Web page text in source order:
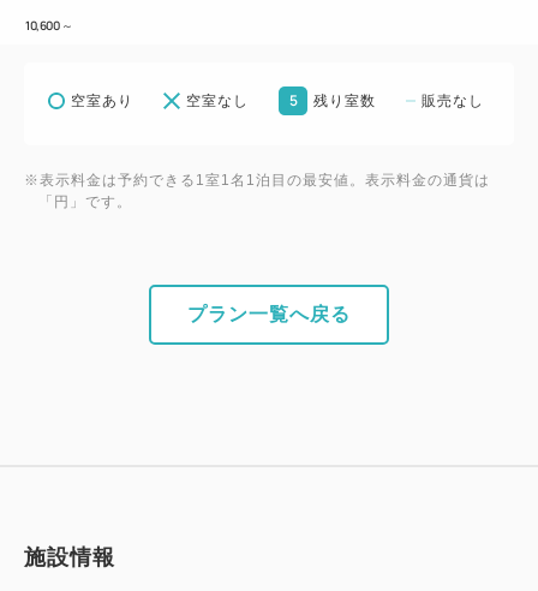
10,600 ～
空室あり 空室なし 5 残り室数 販売なし
※表示料金は予約できる1室1名1泊目の最安値。表示料金の通貨は
「円」です。
プラン一覧へ戻る
施設情報